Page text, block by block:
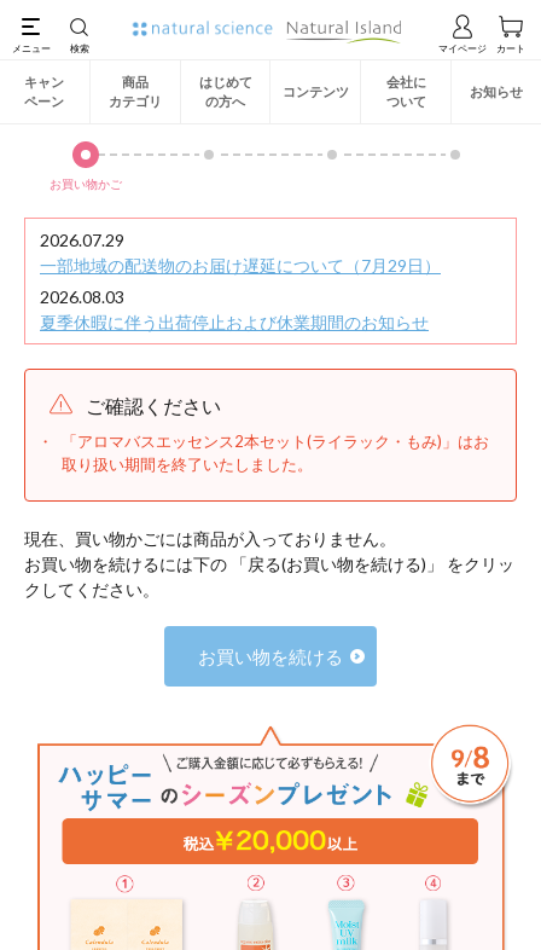
キャン
ペーン
商品
カテゴリ
はじめて
の方へ
コンテンツ
会社に
ついて
お知らせ
お買い物かご
2026.07.29
一部地域の配送物のお届け遅延について（7月29日）
2026.08.03
夏季休暇に伴う出荷停止および休業期間のお知らせ
ご確認ください
「アロマバスエッセンス2本セット(ライラック・もみ)」はお
取り扱い期間を終了いたしました。
現在、買い物かごには商品が入っておりません。
お買い物を続けるには下の 「戻る(お買い物を続ける)」 をクリッ
クしてください。
お買い物を続ける